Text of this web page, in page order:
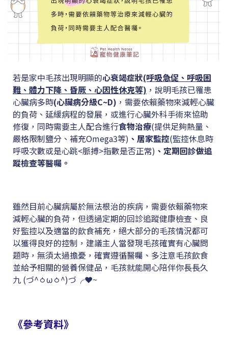
若是家中毛孩出現明顯的心衰竭症狀(呼吸急促、呼吸困
難、體力下降、昏厥、心因性休克等) ，說明毛孩已罹患
心臟病多時(心臟病分級C~D) ，需要依賴藥物來減輕心臟
的負荷、延緩病程的發展，或進行心臟外科手術來協助
修復，同時需要主人配合進行食物治療(提供足夠熱量、
嚴格限制鹽分、補充Omega3等) 、 居家監控(監控休息時
呼吸次數或是心跳<脈搏>指數是否正常) 、 定期回診做追
蹤檢查等醫囑。
雖然目前心臟病屬於無法根治的疾病，需要依賴藥物來
減輕心臟的負荷，但透過定期的回診追蹤健康檢查、良
好監控以及適當的飲食補充，絕大部分的毛孩情況都可
以獲得良好的控制，建議主人當發現毛孩確實有心臟問
題時，無須太過擔憂，確實遵循醫囑、多注意毛孩飲食
並給予相關的營養保健品，毛孩就能開心陪伴你長長久
九 (づ^ㆁωㆁ^)づ╭❤~
《參考資料》